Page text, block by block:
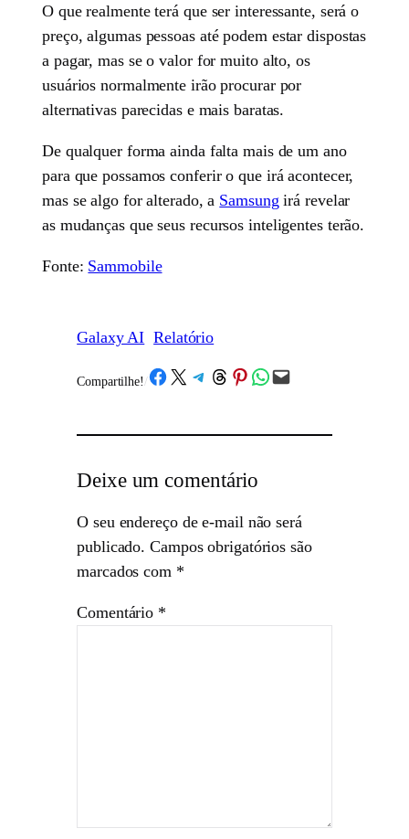
O que realmente terá que ser interessante, será o
preço, algumas pessoas até podem estar dispostas
a pagar, mas se o valor for muito alto, os
usuários normalmente irão procurar por
alternativas parecidas e mais baratas.
De qualquer forma ainda falta mais de um ano
para que possamos conferir o que irá acontecer,
mas se algo for alterado, a Samsung irá revelar
as mudanças que seus recursos inteligentes terão.
Fonte: Sammobile
Galaxy AI Relatório
Compartilhe! /Share on Facebook
Share on X Share on Telegram
Share on Threads
Share on Pinterest
Share on WhatsApp
Email this Page
Deixe um comentário
O seu endereço de e-mail não será
publicado. Campos obrigatórios são
marcados com *
Comentário *